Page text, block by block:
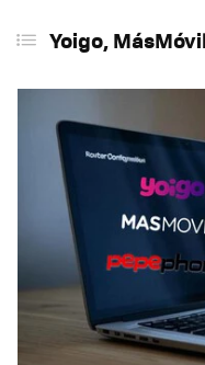
Yoigo,